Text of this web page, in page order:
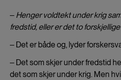
‒ Henger voldtekt under krig
fredstid, eller er det to
‒ Det er både og, lyder
‒ Det som skjer under fredstid
det som skjer under krig. Men